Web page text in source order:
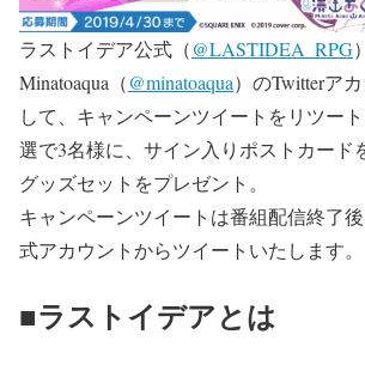
ラストイデア公式（@LASTIDEA_RPG
Minatoaqua（@minatoaqua）のTwitterア
して、キャンペーンツイートをリツー
選で3名様に、サイン入りポストカード
グッズセットをプレゼント。
キャンペーンツイートは番組配信終了
式アカウントからツイートいたします。
■ラストイデアとは